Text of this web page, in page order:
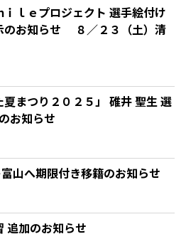
ｌｅプロジェクト 選手絵付け
のお知らせ ８／２３（土）清
まつり２０２５」 碓井 聖生 選
お知らせ
山へ期限付き移籍のお知らせ
追加のお知らせ